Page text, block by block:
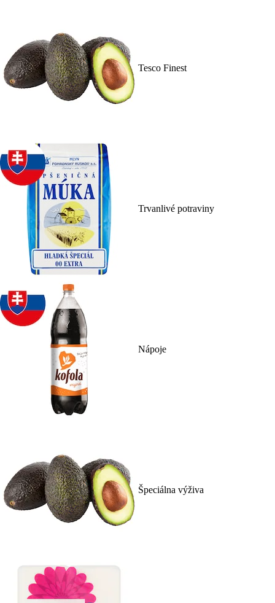
Tesco Finest
Trvanlivé potraviny
Nápoje
Špeciálna výživa